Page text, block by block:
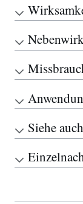
Siehe auch